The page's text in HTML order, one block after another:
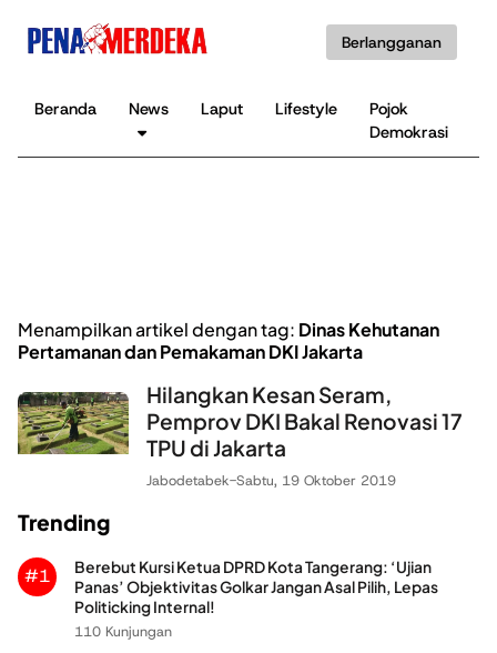
Berlangganan
Beranda News Laput Lifestyle
Pojok
Demokrasi
Menampilkan artikel dengan tag: Dinas Kehutanan
Pertamanan dan Pemakaman DKI Jakarta
Hilangkan Kesan Seram,
Pemprov DKI Bakal Renovasi 17
TPU di Jakarta
Jabodetabek-Sabtu, 19 Oktober 2019
Trending
#1
Berebut Kursi Ketua DPRD Kota Tangerang: ‘Ujian
Panas’ Objektivitas Golkar Jangan Asal Pilih, Lepas
Politicking Internal!
110 Kunjungan